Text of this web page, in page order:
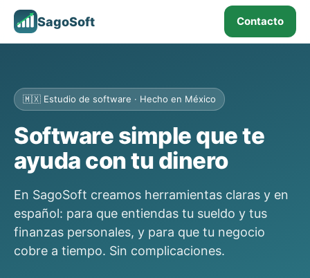
SagoSoft Contacto
🇲🇽 Estudio de software · Hecho en México
Software simple que te
ayuda con tu dinero
En SagoSoft creamos herramientas claras y en
español: para que entiendas tu sueldo y tus
finanzas personales, y para que tu negocio
cobre a tiempo. Sin complicaciones.